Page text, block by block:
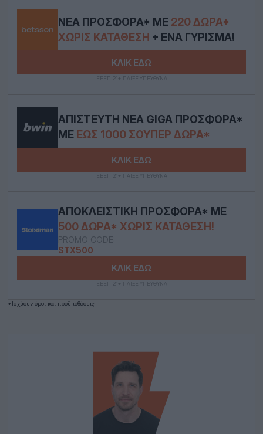
ΝΈΑ ΠΡΟΣΦΟΡΆ* ΜΕ 220 ΔΏΡΑ*
ΧΩΡΊΣ ΚΑΤΆΘΕΣΗ + ΈΝΑ ΓΎΡΙΣΜΑ!
ΕΕΕΠ|21+|ΠΑΙΞΕ ΥΠΕΥΘΥΝΑ
ΚΛΙΚ ΕΔΩ
ΑΠΊΣΤΕΥΤΗ ΝΈΑ GIGA ΠΡΟΣΦΟΡΆ*
ΜΕ ΕΩΣ 1000 ΣΟΎΠΕΡ ΔΩΡΑ*
ΕΕΕΠ|21+|ΠΑΙΞΕ ΥΠΕΥΘΥΝΑ
ΚΛΙΚ ΕΔΩ
ΑΠΟΚΛΕΙΣΤΙΚΉ ΠΡΟΣΦΟΡΆ* ΜΕ
500 ΔΏΡΑ* ΧΩΡΊΣ ΚΑΤΆΘΕΣΗ!
PROMO CODE:
STX500
ΕΕΕΠ|21+|ΠΑΙΞΕ ΥΠΕΥΘΥΝΑ
ΚΛΙΚ ΕΔΩ
*Ισχύουν όροι και προϋποθέσεις